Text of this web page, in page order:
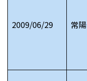
2009/06/29 常陽